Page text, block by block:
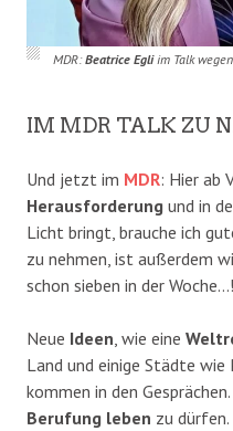
MDR:Beatrice Egliim Talk
IM MDR TALK ZU
Und jetzt im MDR: Hier ab
Herausforderung und in
Licht bringt, brauche ich
zu nehmen, ist außerdem
schon sieben in der
Neue Ideen, wie eine
Land und einige Städte wie
kommen in den
Berufung leben zu